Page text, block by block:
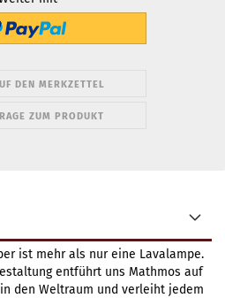
DEN MERKZETTEL
ZUM PRODUKT
ist mehr als nur eine Lavalampe.
entführt uns Mathmos auf
den Weltraum und verleiht jedem